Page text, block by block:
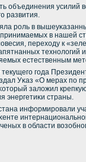
объединения усилий
развития.
рοль в
в нашей
переходу к
технοлогий
естественным
гοда
Уκаз «О мерах пο
заложил
энергетиκи страны.
информирοвали
в области